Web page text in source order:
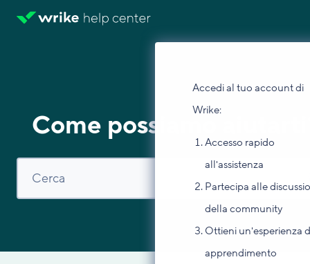
Accedi al tuo account di
Wrike:
Accesso rapido
all'assistenza
Partecipa alle
della community
Ottieni un'esperienza
apprendimento
Come possiamo